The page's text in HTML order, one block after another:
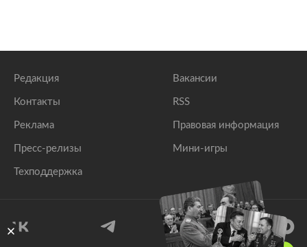
Редакция
Контакты
Реклама
Пресс-релизы
Техподдержка
Вакансии
RSS
Правовая информация
Мини-игры